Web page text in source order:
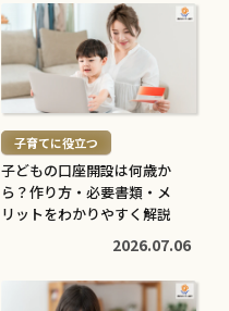
続
き
を
読
む
> 子育てに役立つ
子どもの口座開設は何歳か
ら？作り方・必要書類・メ
リットをわかりやすく解説
2026.07.06